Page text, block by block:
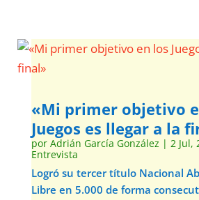
«Mi primer objetivo
Juegos es llegar a la
por Adrián García González | 2 Jul,
Entrevista
Logró su tercer título Nacional
Libre en 5.000 de forma